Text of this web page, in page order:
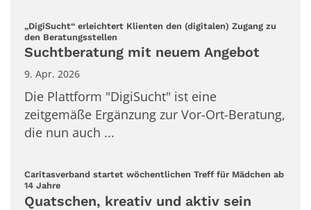
„DigiSucht“ erleichtert Klienten den (digitalen) Zugang zu
den Beratungsstellen
Suchtberatung mit neuem Angebot
9. Apr. 2026
Die Plattform "DigiSucht" ist eine
zeitgemäße Ergänzung zur Vor-Ort-Beratung,
die nun auch ...
Caritasverband startet wöchentlichen Treff für Mädchen ab
14 Jahre:
Quatschen, kreativ und aktiv sein